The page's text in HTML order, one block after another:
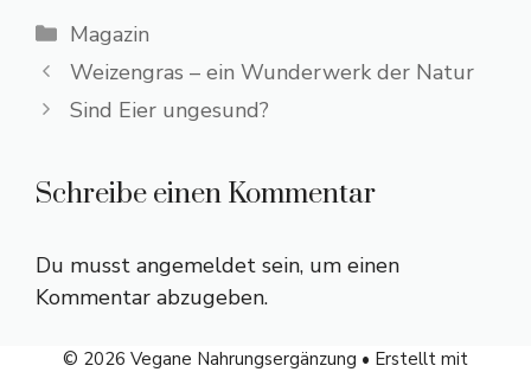
Kategorien
Magazin
Weizengras – ein Wunderwerk der Natur
Sind Eier ungesund?
Schreibe einen Kommentar
Du musst angemeldet sein, um einen
Kommentar abzugeben.
© 2026 Vegane Nahrungsergänzung • Erstellt mit